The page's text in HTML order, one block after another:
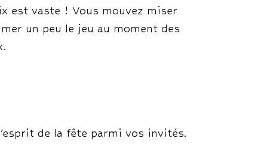
est vaste ! Vous mouvez miser
un peu le jeu au moment des
de la fête parmi vos invités.